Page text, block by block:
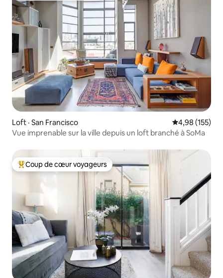
Loft · San Francisco Note
4,98 (155)
Vue imprenable sur la ville depuis un loft branché à SoMa
Coup de cœur voyageurs parmi les plus aimés
Coup de cœur voyageurs